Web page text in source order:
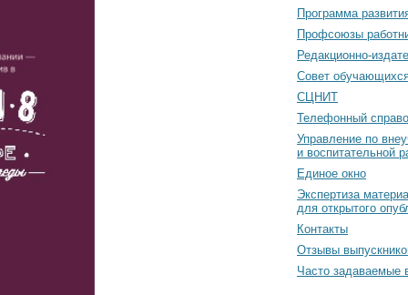
Программа
Профсоюзы
Редакционно-
Cовет
СЦНИТ
Телефонный
Управление по
и воспитательной
Единое окно
Экспертиза
для открытого
Контакты
Отзывы
Часто задаваемые